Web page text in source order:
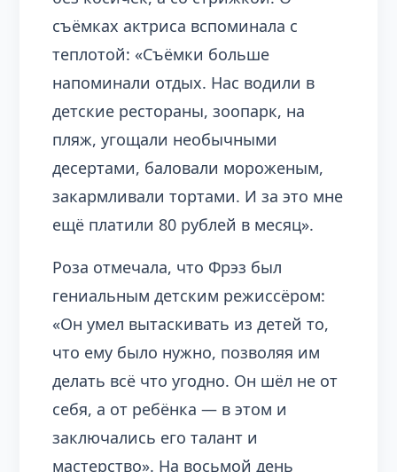
съёмках актриса вспоминала с
теплотой: «Съёмки больше
напоминали отдых. Нас водили в
детские рестораны, зоопарк, на
пляж, угощали необычными
десертами, баловали мороженым,
закармливали тортами. И за это мне
ещё платили 80 рублей в месяц».
Роза отмечала, что Фрэз был
гениальным детским режиссёром:
«Он умел вытаскивать из детей то,
что ему было нужно, позволяя им
делать всё что угодно. Он шёл не от
себя, а от ребёнка — в этом и
заключались его талант и
мастерство». На восьмой день